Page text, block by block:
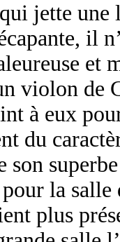
jette une
il
violon de
à eux
du
la salle
plus